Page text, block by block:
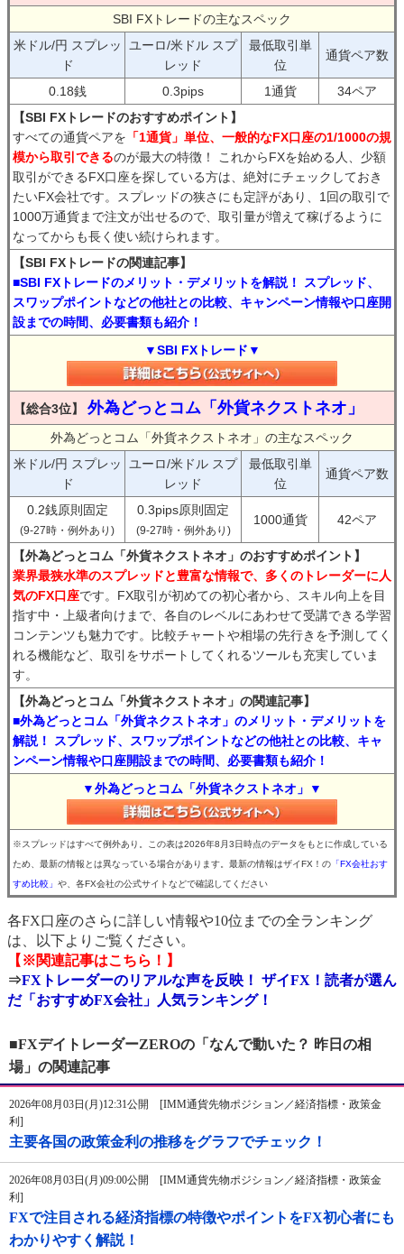
SBI FXトレードの主なスペック
米ドル/円 スプレッ
ド
ユーロ/米ドル スプ
レッド
最低取引単
位
通貨ペア数
0.18銭 0.3pips 1通貨
34ペア
【SBI FXトレードのおすすめポイント】
すべての通貨ペアを 「1通貨」単位、一般的なFX口座の1/1000の規
模から取引できるのが最大の特徴！ これからFXを始める人、少額
取引ができるFX口座を探している方は、絶対にチェックしておき
たいFX会社です。スプレッドの狭さにも定評があり、1回の取引で
1000万通貨まで注文が出せるので、取引量が増えて稼げるように
なってからも長く使い続けられます。
【SBI FXトレードの関連記事】
■SBI FXトレードのメリット・デメリットを解説！ スプレッド、
スワップポイントなどの他社との比較、キャンペーン情報や口座開
設までの時間、必要書類も紹介！
▼SBI FXトレード▼
【総合3位】 外為どっとコム「外貨ネクストネオ」
外為どっとコム「外貨ネクストネオ」の主なスペック
米ドル/円 スプレッ
ド
ユーロ/米ドル スプ
レッド
最低取引単
位
通貨ペア数
0.2銭原則固定
(9-27時・例外あり)
0.3pips原則固定
(9-27時・例外あり)
1000通貨 42ペア
【外為どっとコム「外貨ネクストネオ」のおすすめポイント】
業界最狭水準のスプレッドと豊富な情報で、多くのトレーダーに人
気のFX口座です。FX取引が初めての初心者から、スキル向上を目
指す中・上級者向けまで、各自のレベルにあわせて受講できる学習
コンテンツも魅力です。比較チャートや相場の先行きを予測してく
れる機能など、取引をサポートしてくれるツールも充実していま
す。
【外為どっとコム「外貨ネクストネオ」の関連記事】
■外為どっとコム「外貨ネクストネオ」のメリット・デメリットを
解説！ スプレッド、スワップポイントなどの他社との比較、キャ
ンペーン情報や口座開設までの時間、必要書類も紹介！
▼外為どっとコム「外貨ネクストネオ」▼
※スプレッドはすべて例外あり。この表は2026年8月3日時点のデータをもとに作成している
ため、最新の情報とは異なっている場合があります。最新の情報はザイFX！の 「FX会社おす
すめ比較」 や、各FX会社の公式サイトなどで確認してください
各FX口座のさらに詳しい情報や10位までの全ランキング
は、以下よりご覧ください。
【※関連記事はこちら！】
⇒FXトレーダーのリアルな声を反映！ ザイFX！読者が選ん
だ「おすすめFX会社」人気ランキング！
■FXデイトレーダーZEROの「なんで動いた？ 昨日の相
場」の関連記事
2026年08月03日(月)12:31公開 [IMM通貨先物ポジション／経済指標・政策金
利]
主要各国の政策金利の推移をグラフでチェック！
2026年08月03日(月)09:00公開 [IMM通貨先物ポジション／経済指標・政策金
利]
FXで注目される経済指標の特徴やポイントをFX初心者にも
わかりやすく解説！